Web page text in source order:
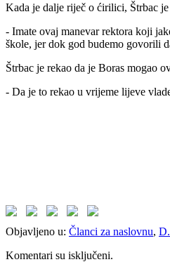
Kada je dalje riječ o ćirilici, Štrbac
- Imate ovaj manevar rektora koji
škole, jer dok god budemo govorili
Štrbac je rekao da je Boras mogao
- Da je to rekao u vrijeme lijeve
Objavljeno u: Članci za naslovnu,
Komentari su isključeni.